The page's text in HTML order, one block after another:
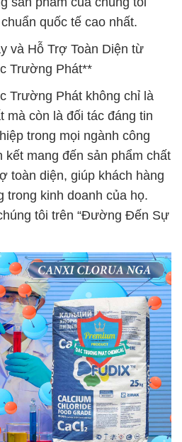
quốc tế cao nhất.
và Hỗ Trợ Toàn Diện từ
Trường Phát**
Trường Phát không chỉ là
mà còn là đối tác đáng tin
trong mọi ngành công
kết mang đến sản phẩm chất
toàn diện, giúp khách hàng
trong kinh doanh của họ.
tôi trên “Đường Đến Sự